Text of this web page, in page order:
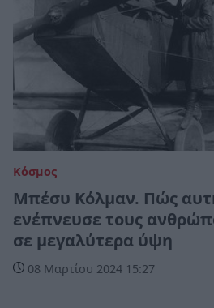
Κόσμος
Μπέσυ Κόλμαν. Πώς
ενέπνευσε τους
σε μεγαλύτερα ύψη
08 Μαρτίου 2024 15:27